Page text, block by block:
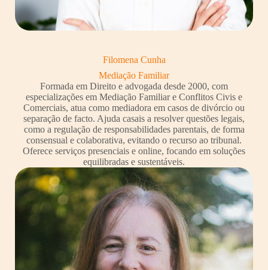
Filomena Cunha
Mediação Familiar
Formada em Direito e advogada desde 2000, com
especializações em Mediação Familiar e Conflitos Civis e
Comerciais, atua como mediadora em casos de divórcio ou
separação de facto. Ajuda casais a resolver questões legais,
como a regulação de responsabilidades parentais, de forma
consensual e colaborativa, evitando o recurso ao tribunal.
Oferece serviços presenciais e online, focando em soluções
equilibradas e sustentáveis.